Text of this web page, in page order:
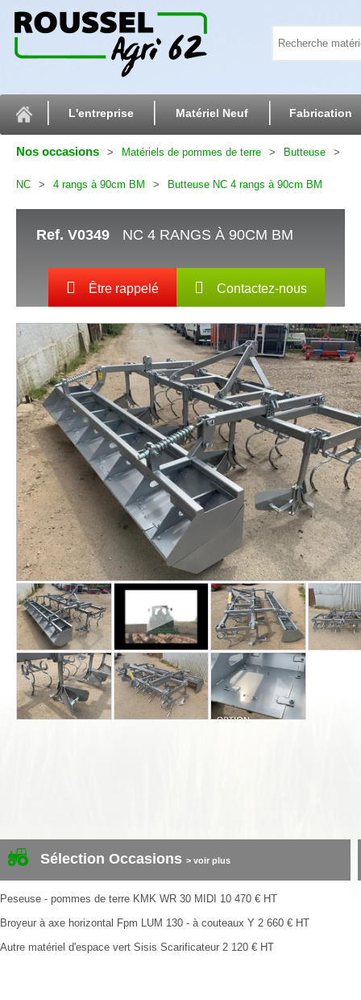
L'entreprise Matériel Neuf Fabrication
Nos occasions Matériels de pommes de terre Butteuse
NC 4 rangs à 90cm BM Butteuse NC 4 rangs à 90cm BM
NC 4 RANGS À 90CM BM
Ref. V0349
Être rappelé Contactez-nous
Sélection Occasions > voir plus
Peseuse - pommes de terre KMK WR 30 MIDI 10 470 € HT
Broyeur à axe horizontal Fpm LUM 130 - à couteaux Y 2 660 € HT
Autre matériel d'espace vert Sisis Scarificateur 2 120 € HT